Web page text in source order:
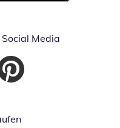
Media
Fenster
neuem Fenster
Öffnet in neuem Fenster